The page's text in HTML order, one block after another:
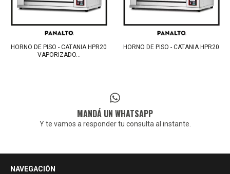
HORNO DE PISO - CATANIA HPR20
VAPORIZADO...
HORNO DE PISO - CATANIA HPR20
MANDÁ UN WHATSAPP
Y te vamos a responder tu consulta al instante.
NAVEGACIÓN